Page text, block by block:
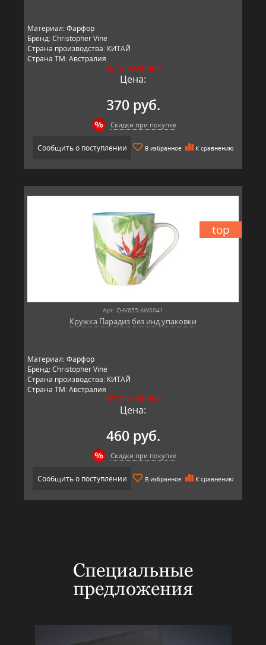
Материал: Фарфор
Бренд: Christopher Vine
Страна производства: КИТАЙ
Страна ТМ: Австралия
НЕТ В НАЛИЧИИ
Цена:
370 руб.
Скидки при покупке
Сообщить о поступлении В избранное К сравнению
top
Арт: CHV655-AW0041
Кружка Парадиз без инд.упаковки
Материал: Фарфор
Бренд: Christopher Vine
Страна производства: КИТАЙ
Страна ТМ: Австралия
НЕТ В НАЛИЧИИ
Цена:
460 руб.
Скидки при покупке
Сообщить о поступлении В избранное К сравнению
Специальные
предложения